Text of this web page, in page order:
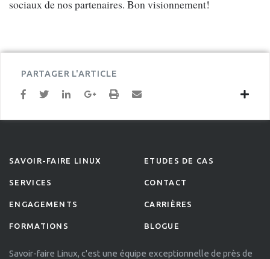
sociaux de nos partenaires. Bon visionnement!
PARTAGER L'ARTICLE
SAVOIR-FAIRE LINUX
SERVICES
ENGAGEMENTS
FORMATIONS
ETUDES DE CAS
CONTACT
CARRIÈRES
BLOGUE
Savoir-faire Linux, c'est une équipe exceptionnelle de près de